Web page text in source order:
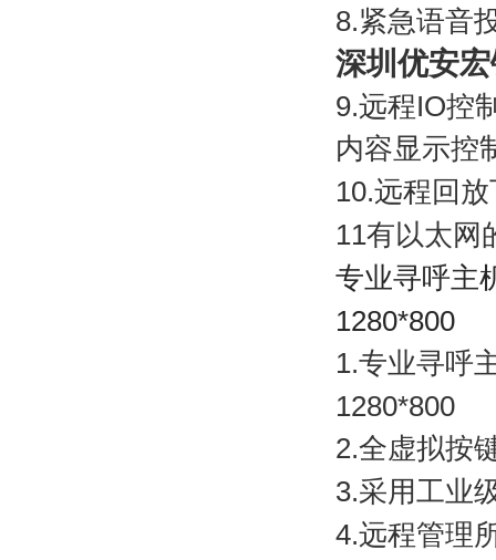
8.紧急语音
深圳优安
9.远程IO控
内容显示控
10.远程回
11有以太网
专业寻呼主
1280*800
1.专业寻呼
1280*800
2.全虚拟按
3.采用工业
4.远程管理